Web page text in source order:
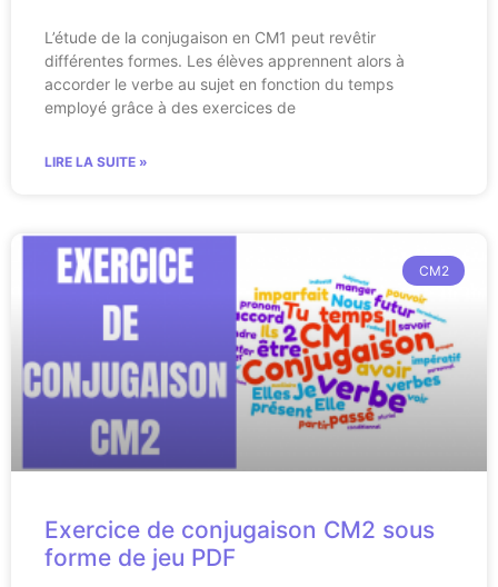
L’étude de la conjugaison en CM1 peut revêtir
différentes formes. Les élèves apprennent alors à
accorder le verbe au sujet en fonction du temps
employé grâce à des exercices de
LIRE LA SUITE »
CM2
Exercice de conjugaison CM2 sous
forme de jeu PDF